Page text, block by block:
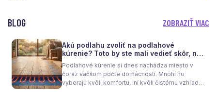
BLOG ZOBRAZIŤ VIAC
Akú podlahu zvoliť na podlahové
kúrenie? Toto by ste mali vedieť skôr, než
sa rozhodnete
Podlahové kúrenie si dnes nachádza miesto v
čoraz väčšom počte domácností. Mnohí ho
vyberajú kvôli komfortu, iní kvôli čistému vzhľadu